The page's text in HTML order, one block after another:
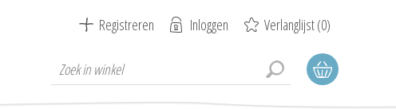
Registreren Inloggen Verlanglijst(0)